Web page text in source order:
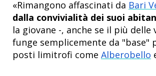
«Rimangono affascinati da Bari
dalla convivialità dei suoi
la giovane -, anche se il più
funge semplicemente da "base"
posti limitrofi come Alberobello